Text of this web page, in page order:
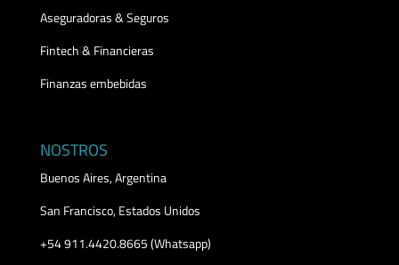
Aseguradoras & Seguros
Fintech & Financieras
Finanzas embebidas
NOSTROS
Buenos Aires, Argentina
San Francisco, Estados Unidos
+54 911.4420.8665 (Whatsapp)